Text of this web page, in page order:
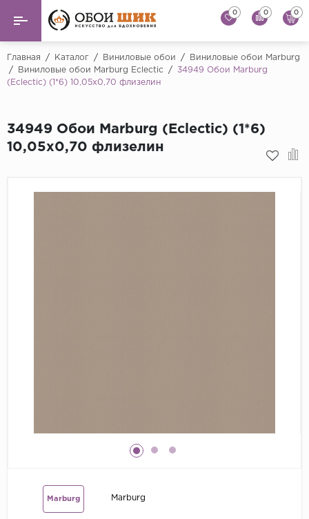
Назад
Виниловые обои
Назад
Andrea Rossi
Bernardo
Флоковые обои
0 0 0
Главная / Каталог / Виниловые обои /
Виниловые обои Marburg
/
Виниловые обои Marburg Eclectic /
34949 Обои Marburg
(Eclectic) (1*6) 10,05x0,70 флизелин
34949 Обои Marburg (Eclectic) (1*6)
10,05x0,70 флизелин
Marburg Marburg